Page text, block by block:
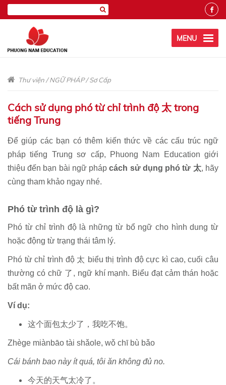
MENU
Thư viện/NGỮ PHÁP/Sơ Cấp
Cách sử dụng phó từ chỉ trình độ 太 trong
tiếng Trung
Để giúp các bạn có thêm kiến thức về các cấu trúc ngữ
pháp tiếng Trung sơ cấp, Phuong Nam Education giới
thiệu đến bạn bài ngữ phápcách sử dụng phó từ 太, hãy
cùng tham khảo ngay nhé.
Phó từ trình độ là gì?
Phó từ chỉ trình độ là những từ bổ ngữ cho hình dung từ
hoặc động từ trạng thái tâm lý.
Phó từ chỉ trình độ 太 biểu thị trình độ cực kì cao, cuối câu
thường có chữ 了, ngữ khí mạnh. Biểu đạt cảm thán hoặc
bất mãn ở mức độ cao.
Ví dụ:
这个面包太少了，我吃不饱。
Zhège miànbāo tài shǎole, wǒ chī bù bǎo
Cái bánh bao này ít quá, tôi ăn không đủ no.
今天的天气太冷了。